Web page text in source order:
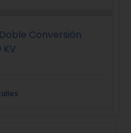
Conversión
KV